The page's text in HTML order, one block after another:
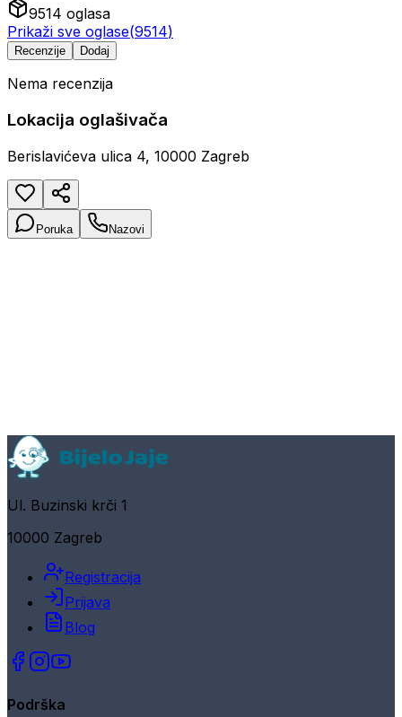
9514 oglasa
Prikaži sve oglase(9514)
Recenzije Dodaj
Nema recenzija
Lokacija oglašivača
Berislavićeva ulica 4, 10000 Zagreb
Poruka Nazovi
Ul. Buzinski krči 1
10000 Zagreb
Registracija
Prijava
Blog
Podrška